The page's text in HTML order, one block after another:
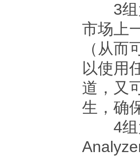
3组为
市场上
（从
以使用
道，又
生，确
4组为